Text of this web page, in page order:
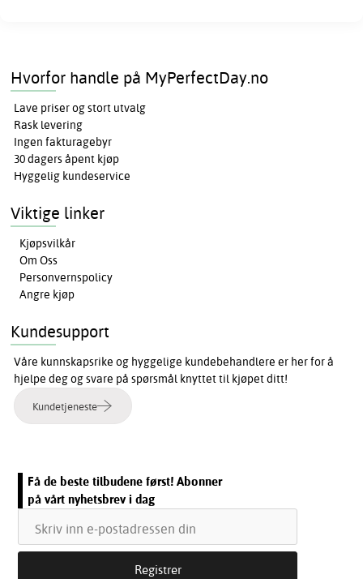
Hvorfor handle på MyPerfectDay.no
Lave priser og stort utvalg
Rask levering
Ingen fakturagebyr
30 dagers åpent kjøp
Hyggelig kundeservice
Viktige linker
Kjøpsvilkår
Om Oss
Personvernspolicy
Angre kjøp
Kundesupport
Våre kunnskapsrike og hyggelige kundebehandlere er her for å
hjelpe deg og svare på spørsmål knyttet til kjøpet ditt!
Kundetjeneste
Få de beste tilbudene først! Abonner
på vårt nyhetsbrev i dag